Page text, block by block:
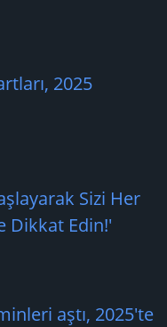
2025
Sizi Her
Dikkat Edin!'
aştı, 2025'te